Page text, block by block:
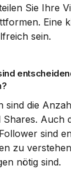
Sie Ihre
Eine
sein.
sind die
Auch
sind
zu
nötig sind.